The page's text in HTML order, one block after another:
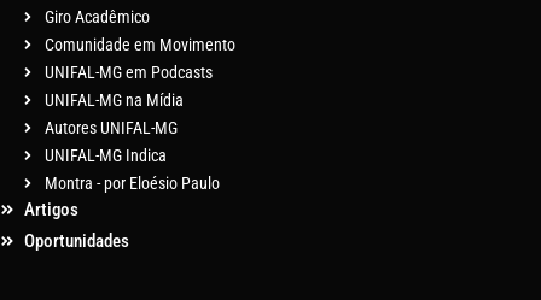
Giro Acadêmico
Comunidade em Movimento
UNIFAL-MG em Podcasts
UNIFAL-MG na Mídia
Autores UNIFAL-MG
UNIFAL-MG Indica
Montra - por Eloésio Paulo
Artigos
Oportunidades